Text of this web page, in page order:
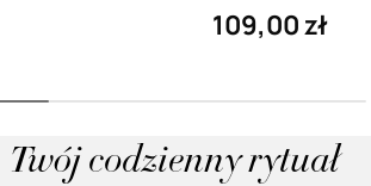
109,00 zł
codzienny rytuał